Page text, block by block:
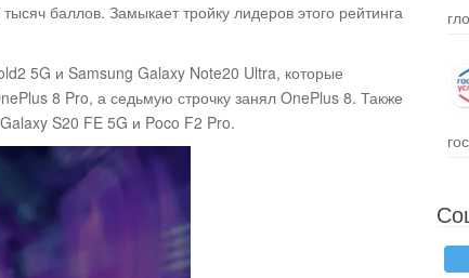
баллов. Замыкает тройку лидеров этого рейтинга
5G и Samsung Galaxy Note20 Ultra, которые
8 Pro, а седьмую строчку занял OnePlus 8. Также
S20 FE 5G и Poco F2 Pro.